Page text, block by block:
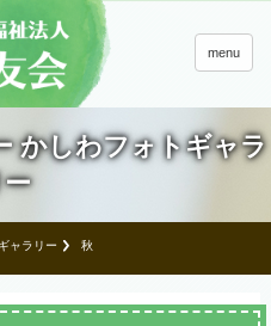
menu
かしわフォトギャラ
ャラリー 秋